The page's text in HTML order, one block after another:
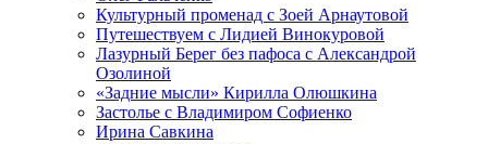
Культурный променад с Зоей Арнаутовой
Путешествуем с Лидией Винокуровой
Лазурный Берег без пафоса с Александрой
Озолиной
«Задние мысли» Кирилла Олюшкина
Застолье с Владимиром Софиенко
Ирина Савкина